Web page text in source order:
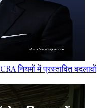
नियमों में प्रस्तावित बदलावों